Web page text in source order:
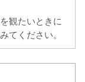
観たいときに
てください。